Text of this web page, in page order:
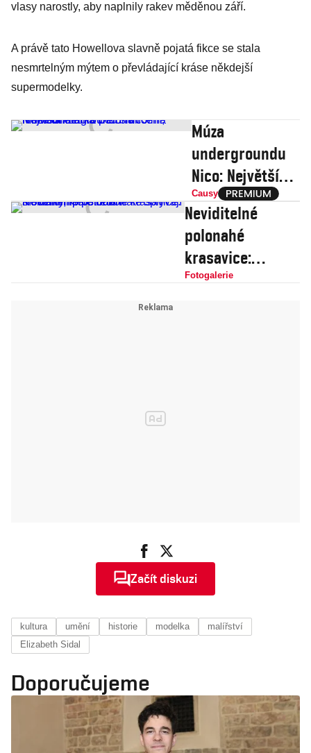
vlasy narostly, aby naplnily rakev měděnou září.
A právě tato Howellova slavně pojatá fikce se stala
nesmrtelným mýtem o převládající kráse někdejší
supermodelky.
Múza
undergroundu
Nico: Největší
lhářka pod
sluncem,
milenka Alaina
Delona i Jima
Morrisona
Causy
Neviditelné
polonahé
krasavice:
Modelky, které
Fotogalerie
Začít diskuzi
kultura umění historie modelka
malířství
Elizabeth Sidal
Doporučujeme